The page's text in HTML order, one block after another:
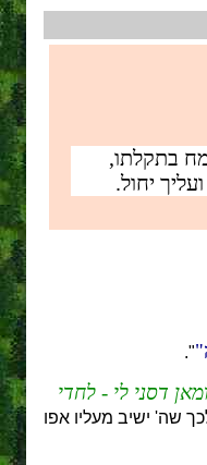
בתקלתו,
יחול.
".
דסני לי - לחדי
שה' ישיב מעליו אפו